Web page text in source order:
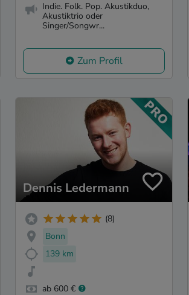
Indie. Folk. Pop. Akustikduo,
Akustiktrio oder
Singer/Songwr...
Zum Profil
Dennis Ledermann
(8)
Bonn
139 km
ab 600 €